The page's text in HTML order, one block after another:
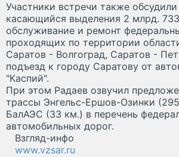
Участники встречи также
касающийся выделения 2 млрд.
обслуживание и ремонт
проходящих по территории
Саратов - Волгоград, Саратов -
подъезд к городу Саратову от
"Каспий".
При этом Радаев озвучил
трассы Энгельс-Ершов-Озинки
БалАЭС (33 км.) в перечень
автомобильных дорог.
Взгляд-инфо
www.vzsar.ru